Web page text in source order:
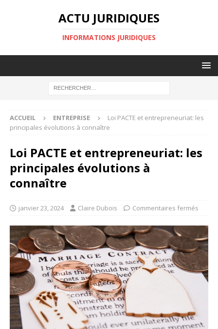
ACTU JURIDIQUES
INFORMATIONS JURIDIQUES
ACCUEIL ENTREPRISE
Loi PACTE et entrepreneuriat: les
principales évolutions à connaître
Loi PACTE et entrepreneuriat: les
principales évolutions à
connaître
janvier 23, 2024 Claire Dubois Commentaires fermés